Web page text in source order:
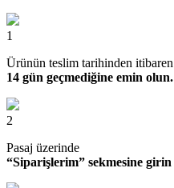
1
Ürünün teslim tarihinden itibaren
14 gün geçmediğine emin olun.
2
Pasaj üzerinde
“Siparişlerim” sekmesine girin